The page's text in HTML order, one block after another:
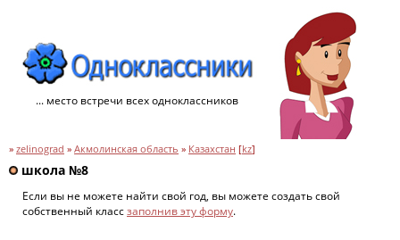
... место встречи всех одноклассников
» zelinograd » Акмолинская область » Казахстан [kz]
школа №8
Если вы не можете найти свой год, вы можете создать свой
собственный классзаполнив эту форму.